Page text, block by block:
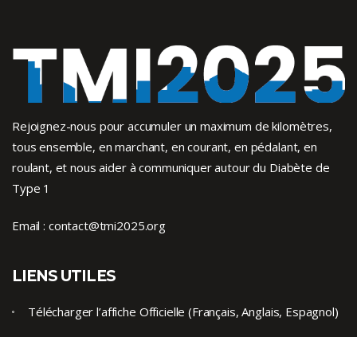
Rejoignez-nous pour accumuler un maximum de kilomètres,
tous ensemble, en marchant, en courant, en pédalant, en
roulant, et nous aider à communiquer autour du Diabète de
Type 1
Email : contact@tmi2025.org
LIENS UTILES
Télécharger l’affiche Officielle (Français, Anglais, Espagnol)